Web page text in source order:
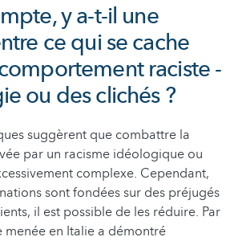
y a-t-il une
ce qui se cache
raciste -
ou des clichés ?
suggèrent que combattre la
par un racisme idéologique ou
complexe. Cependant,
sont fondées sur des préjugés
il est possible de les réduire. Par
menée en Italie a démontré